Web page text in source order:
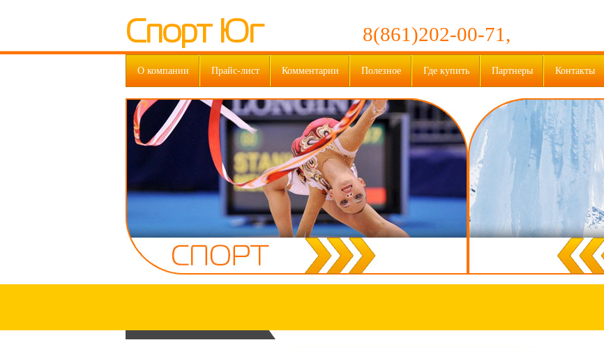
Спорт Юг 8(861)202-00-71,
О компании Прайс-лист Комментарии Полезное Где купить Партнеры Контакты